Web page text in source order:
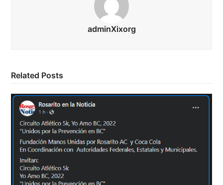
adminXixorg
Related Posts